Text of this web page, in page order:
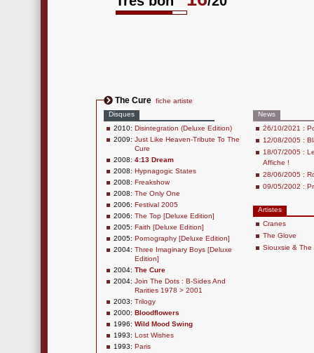
The Cure fiche artiste
Disques
2010: Disintegration (Deluxe Edition)
2009: Just Like Heaven-Tribute To The
Cure
2008: 4:13 Dream
2008: Hypnagogic States
2008: Freakshow
2008: The Only One
2006: Festival 2005
2006: The Top [Deluxe Edition]
2005: Faith [Deluxe Edition]
2005: Pornography [Deluxe Edition]
2004: Three Imaginary Boys [Deluxe
Edition]
2004: The Cure
2004: Join The Dots : B-Sides And
Rarities 1978 > 2001
2003: Trilogy
2000: Bloodflowers
1996: Wild Mood Swing
1993: Lost Wishes
1993: Paris
News
26/10/2021 :
12/08/2005 :
18/07/2005 :
Affiche !
28/06/2005 :
09/05/2002 :
Artistes
Cranes
The Glove
Siouxsie & The